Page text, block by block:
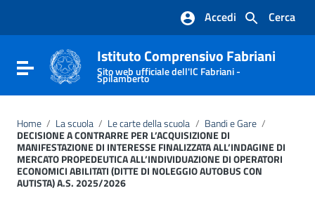
Vai al footer
Cerca
Accedi
Attiva / disattiva la navigazione
Istituto Comprensivo Fabriani
Sito web ufficiale dell'IC Fabriani -
Spilamberto
Home / La scuola / Le carte della scuola / Bandi e Gare /
DECISIONE A CONTRARRE PER L’ACQUISIZIONE DI
MANIFESTAZIONE DI INTERESSE FINALIZZATA ALL’INDAGINE DI
MERCATO PROPEDEUTICA ALL’INDIVIDUAZIONE DI OPERATORI
ECONOMICI ABILITATI (DITTE DI NOLEGGIO AUTOBUS CON
AUTISTA) A.S. 2025/2026